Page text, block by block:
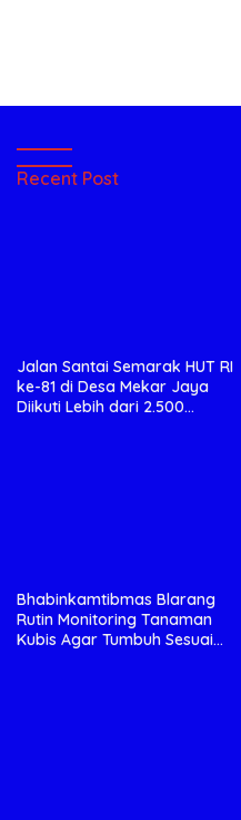
Recent Post
Jalan Santai Semarak HUT RI
ke-81 di Desa Mekar Jaya
Diikuti Lebih dari 2.500
Bhabinkamtibmas Blarang
Rutin Monitoring Tanaman
Kubis Agar Tumbuh Sesuai